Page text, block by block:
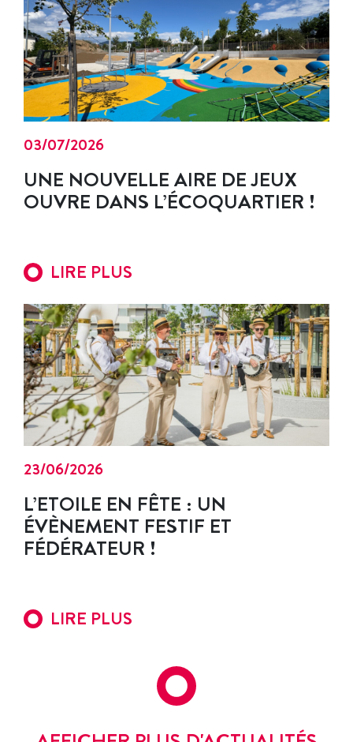
03/07/2026
UNE NOUVELLE AIRE DE JEUX
OUVRE DANS L’ÉCOQUARTIER !
LIRE PLUS
23/06/2026
L’ETOILE EN FÊTE : UN
ÉVÈNEMENT FESTIF ET
FÉDÉRATEUR !
LIRE PLUS